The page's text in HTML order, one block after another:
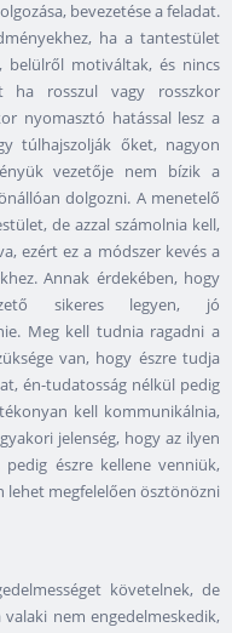
bevezetése a feladat.
ha a tantestület
belülről motiváltak, és nincs
ha rosszul vagy rosszkor
nyomasztó hatással lesz a
túlhajszolják őket, nagyon
vezetője nem bízik a
dolgozni. A menetelő
de azzal számolnia kell,
ezért ez a módszer kevés a
Annak érdekében, hogy
sikeres legyen, jó
Meg kell tudnia ragadni a
van, hogy észre tudja
én-tudatosság nélkül pedig
kell kommunikálnia,
jelenség, hogy az ilyen
észre kellene venniük,
lehet megfelelően ösztönözni
követelnek, de
nem engedelmeskedik,